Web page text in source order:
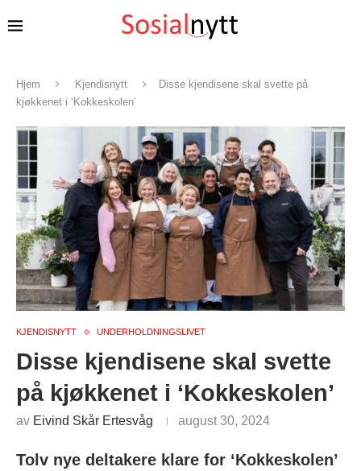
Hjem Kjendisnytt
Disse kjendisene skal svette på
kjøkkenet i ‘Kokkeskolen’
KJENDISNYTT UNDERHOLDNINGSLIVET
Disse kjendisene skal svette
på kjøkkenet i ‘Kokkeskolen’
av Eivind Skår Ertesvåg august 30, 2024
Tolv nye deltakere klare for ‘Kokkeskolen’